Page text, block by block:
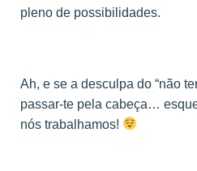
pleno de possibilidades.
Ah, e se a desculpa do “não
passar-te pela cabeça…
nós trabalhamos!